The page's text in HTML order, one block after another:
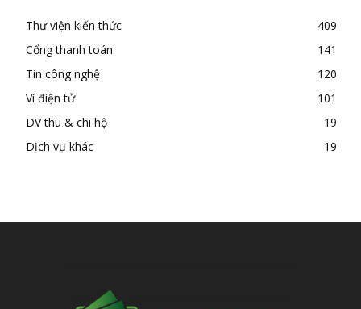
Thư viện kiến thức
409
Cổng thanh toán
141
Tin công nghệ
120
Ví điện tử
101
DV thu & chi hộ
19
Dịch vụ khác
19